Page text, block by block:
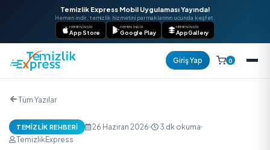
Temizlik Express Mobil Uygulaması Yayında!
Hemen indir, temizlik hizmetini parmaklarının ucunda keşfet.
HEMEN İNDIR
App Store
HEMEN İNDIR
Google Play
HEMEN İNDIR
AppGallery
Giriş Yap
Tüm Yazılar